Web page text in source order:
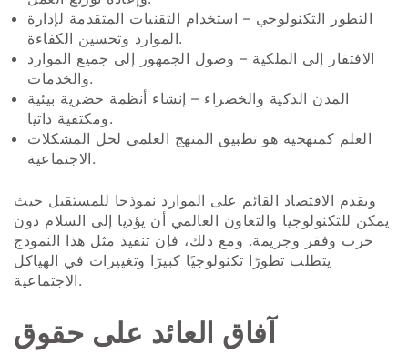
التطور التكنولوجي – استخدام التقنيات المتقدمة لإدارة
الموارد وتحسين الكفاءة.
الافتقار إلى الملكية – وصول الجمهور إلى جميع الموارد
والخدمات.
المدن الذكية والخضراء – إنشاء أنظمة حضرية بيئية
ومكتفية ذاتيا.
العلم كمنهجية هو تطبيق المنهج العلمي لحل المشكلات
الاجتماعية.
ويقدم الاقتصاد القائم على الموارد نموذجا للمستقبل حيث
يمكن للتكنولوجيا والتعاون العالمي أن يؤديا إلى السلام دون
حرب وفقر وجريمة. ومع ذلك، فإن تنفيذ مثل هذا النموذج
يتطلب تطورًا تكنولوجيًا كبيرًا وتغييرات في الهياكل
الاجتماعية.
آفاق العائد على حقوق